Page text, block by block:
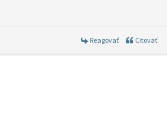
Reagovať Citovať